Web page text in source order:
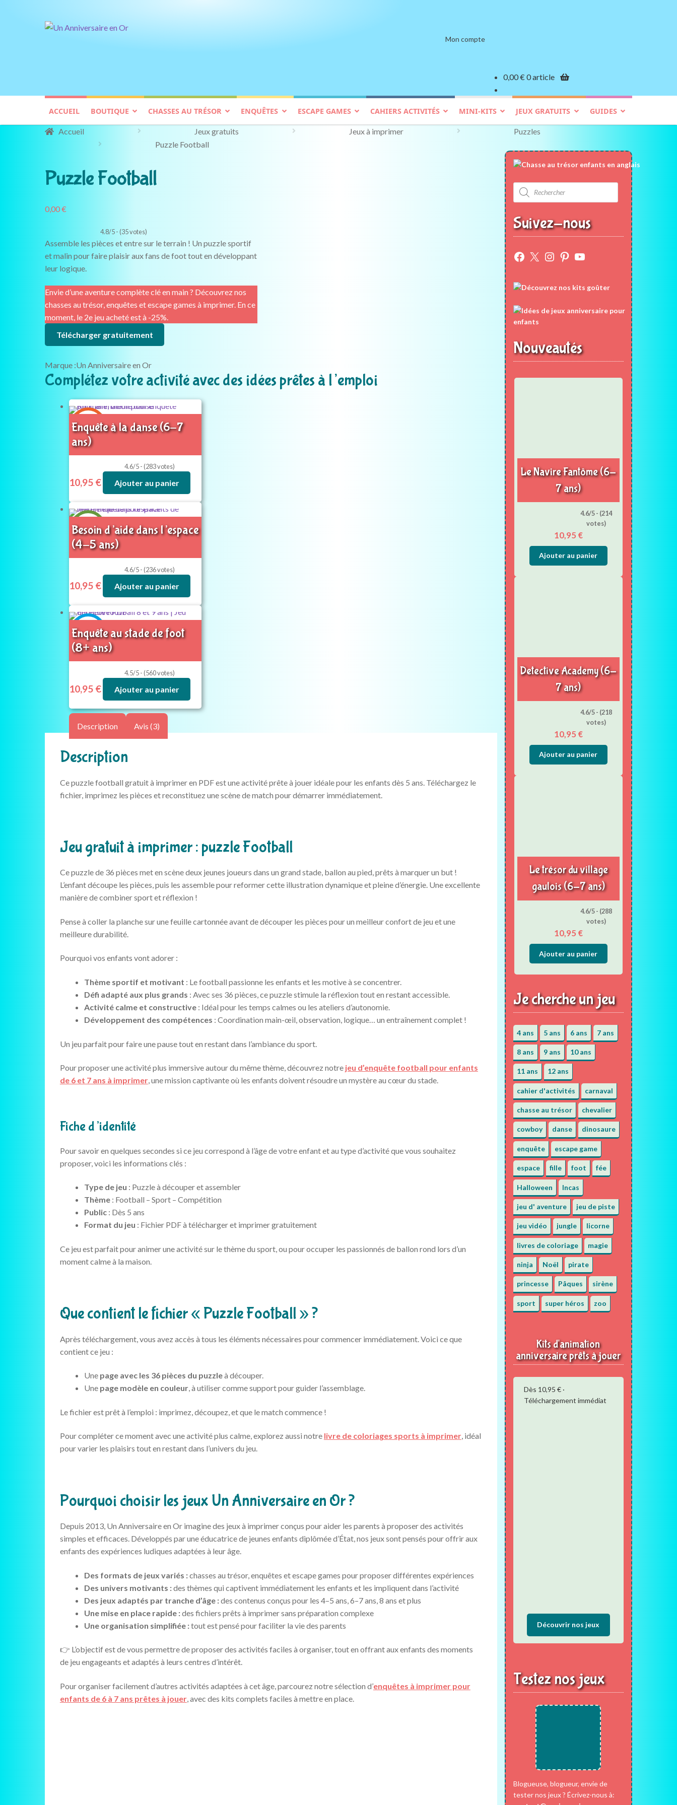
Aller
Aller
Mon compte
0,00€ 0 article
ACCUEIL BOUTIQUE CHASSES AU TRÉSOR ENQUÊTES ESCAPE GAMES CAHIERS ACTIVITÉS MINI-KITS JEUX GRATUITS GUIDES
Accueil Jeux gratuits Jeux à imprimer
Puzzles
Puzzle Football
Puzzle Football
0,00€
4.8/5 - (35 votes)
Assemble les pièces et entre sur le terrain ! Un puzzle sportif
et malin pour faire plaisir aux fans de foot tout en développant
leur logique.
Envie d’une aventure complète clé en main ? Découvrez nos
chasses au trésor, enquêtes et escape games à imprimer. En ce
moment, le 2e jeu acheté est à -25%.
Télécharger gratuitement
Marque :Un Anniversaire en Or
Complétez votre activité avec des idées prêtes à l’emploi
6-7
ans
Enquête à la danse (6-7
ans)
4.6/5 - (283 votes)
10,95 € Ajouter au panier
4-5
ans
Besoin d’aide dans l’espace
(4-5 ans)
4.6/5 - (236 votes)
10,95 € Ajouter au panier
ans
Enquête au stade de foot
(8+ ans)
4.5/5 - (560 votes)
10,95 € Ajouter au panier
Description Avis (3)
Description
Ce puzzle football gratuit à imprimer en PDF est une activité prête à jouer idéale pour les enfants dès 5 ans. Téléchargez le
fichier, imprimez les pièces et reconstituez une scène de match pour démarrer immédiatement.
Jeu gratuit à imprimer : puzzle Football
Ce puzzle de 36 pièces met en scène deux jeunes joueurs dans un grand stade, ballon au pied, prêts à marquer un but !
L’enfant découpe les pièces, puis les assemble pour reformer cette illustration dynamique et pleine d’énergie. Une excellente
manière de combiner sport et réflexion !
Pense à coller la planche sur une feuille cartonnée avant de découper les pièces pour un meilleur confort de jeu et une
meilleure durabilité.
Pourquoi vos enfants vont adorer :
Thème sportif et motivant : Le football passionne les enfants et les motive à se concentrer.
Défi adapté aux plus grands : Avec ses 36 pièces, ce puzzle stimule la réflexion tout en restant accessible.
Activité calme et constructive: Idéal pour les temps calmes ou les ateliers d’autonomie.
Développement des compétences : Coordination main-œil, observation, logique… un entraînement complet !
Un jeu parfait pour faire une pause tout en restant dans l’ambiance du sport.
Pour proposer une activité plus immersive autour du même thème, découvrez notre jeu d’enquête football pour enfants
de 6 et 7 ans à imprimer, une mission captivante où les enfants doivent résoudre un mystère au cœur du stade.
Fiche d’identité
Pour savoir en quelques secondes si ce jeu correspond à l’âge de votre enfant et au type d’activité que vous souhaitez
proposer, voici les informations clés :
Type de jeu : Puzzle à découper et assembler
Thème: Football – Sport – Compétition
Public: Dès 5 ans
Format du jeu : Fichier PDF à télécharger et imprimer gratuitement
Ce jeu est parfait pour animer une activité sur le thème du sport, ou pour occuper les passionnés de ballon rond lors d’un
moment calme à la maison.
Que contient le fichier « Puzzle Football » ?
Après téléchargement, vous avez accès à tous les éléments nécessaires pour commencer immédiatement. Voici ce que
contient ce jeu :
Une page avec les 36 pièces du puzzleà découper.
Une page modèle en couleur, à utiliser comme support pour guider l’assemblage.
Le fichier est prêt à l’emploi : imprimez, découpez, et que le match commence !
Pour compléter ce moment avec une activité plus calme, explorez aussi notre livre de coloriages sports à imprimer, idéal
pour varier les plaisirs tout en restant dans l’univers du jeu.
Pourquoi choisir les jeux Un Anniversaire en Or ?
Depuis 2013, Un Anniversaire en Or imagine des jeux à imprimer conçus pour aider les parents à proposer des activités
simples et efficaces. Développés par une éducatrice de jeunes enfants diplômée d’État, nos jeux sont pensés pour offrir aux
enfants des expériences ludiques adaptées à leur âge.
Des formats de jeux variés :chasses au trésor, enquêtes et escape games pour proposer différentes expériences
Des univers motivants :des thèmes qui captivent immédiatement les enfants et les impliquent dans l’activité
Des jeux adaptés par tranche d’âge :des contenus conçus pour les 4–5 ans, 6–7 ans, 8 ans et plus
Une mise en place rapide :des fichiers prêts à imprimer sans préparation complexe
Une organisation simplifiée :tout est pensé pour faciliter la vie des parents
👉 L’objectif est de vous permettre de proposer des activités faciles à organiser, tout en offrant aux enfants des moments
de jeu engageants et adaptés à leurs centres d’intérêt.
Pour organiser facilement d’autres activités adaptées à cet âge, parcourez notre sélection d’enquêtes à imprimer pour
enfants de 6 à 7 ans prêtes à jouer, avec des kits complets faciles à mettre en place.
Recherche
de
produits
Suivez-nous
Facebook
X Instagram
Pinterest
YouTube
Nouveautés
Le Navire Fantôme (6-
7 ans)
4.6/5 - (214
votes)
10,95 €
Ajouter au panier
Detective Academy (6-
7 ans)
4.6/5 - (218
votes)
10,95 €
Ajouter au panier
Le trésor du village
gaulois (6-7 ans)
4.6/5 - (288
votes)
10,95 €
Ajouter au panier
Je cherche un jeu
4 ans 5 ans 6 ans 7 ans
8 ans 9 ans 10 ans
11 ans 12 ans
cahier d'activités carnaval
chasse au trésor chevalier
cowboy danse dinosaure
enquête escape game
espace fille foot fée
Halloween Incas
jeu d' aventure jeu de piste
jeu vidéo jungle licorne
livres de coloriage magie
ninja Noël pirate
princesse Pâques sirène
sport super héros zoo
Kits d'animation
anniversaire prêts à jouer
Dès 10,95 € ·
Téléchargement immédiat
Découvrir nos jeux
Testez nos jeux
Blogueuse, blogueur, envie de
tester nos jeux ? Écrivez-nous à: